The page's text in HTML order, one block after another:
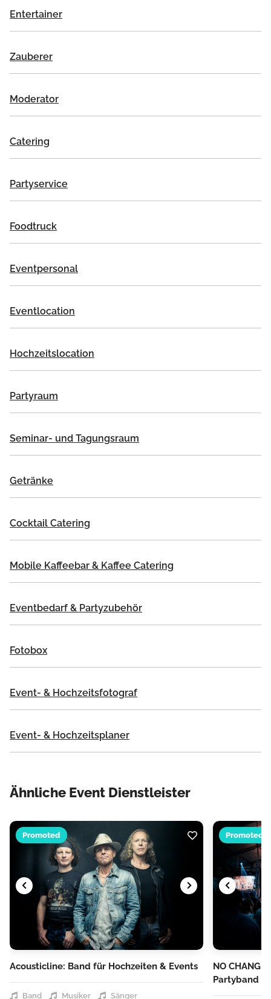
Entertainer
Zauberer
Moderator
Catering
Partyservice
Foodtruck
Eventpersonal
Eventlocation
Hochzeitslocation
Partyraum
Seminar- und Tagungsraum
Getränke
Cocktail Catering
Mobile Kaffeebar & Kaffee Catering
Eventbedarf & Partyzubehör
Fotobox
Event- & Hochzeitsfotograf
Event- & Hochzeitsplaner
Ähnliche Event Dienstleister
Promoted
Acousticline: Band für Hochzeiten & Events
Band Musiker Sänger
Promoted
NO
Partyband